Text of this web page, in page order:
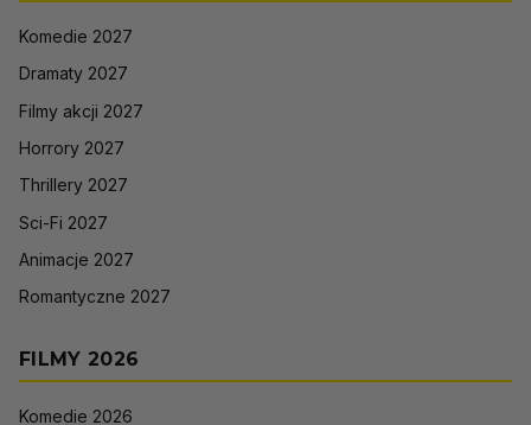
Komedie 2027
Dramaty 2027
Filmy akcji 2027
Horrory 2027
Thrillery 2027
Sci-Fi 2027
Animacje 2027
Romantyczne 2027
FILMY 2026
Komedie 2026